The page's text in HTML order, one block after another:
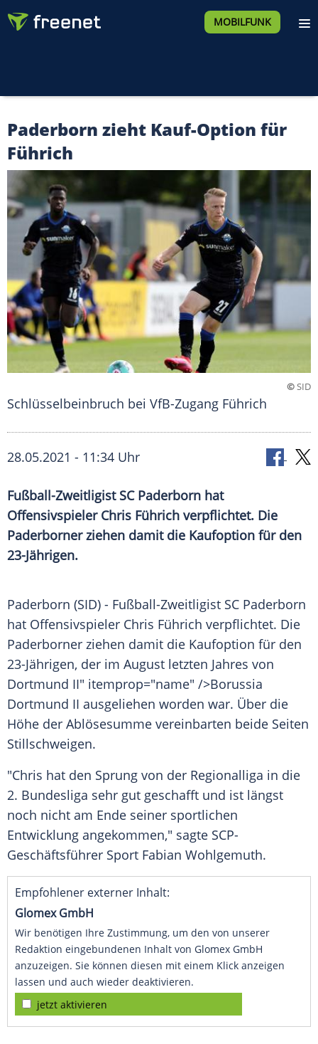
MOBILFUNK
Paderborn zieht Kauf-Option für
Führich
©SID
Schlüsselbeinbruch bei VfB-Zugang Führich
28.05.2021 - 11:34 Uhr
Fußball-Zweitligist SC Paderborn hat
Offensivspieler Chris Führich verpflichtet. Die
Paderborner ziehen damit die Kaufoption für den
23-Jährigen.
Paderborn (SID) - Fußball-Zweitligist SC Paderborn
hat Offensivspieler Chris Führich verpflichtet. Die
Paderborner ziehen damit die Kaufoption für den
23-Jährigen, der im August letzten Jahres von
Dortmund II" itemprop="name" />Borussia
Dortmund II ausgeliehen worden war. Über die
Höhe der Ablösesumme vereinbarten beide Seiten
Stillschweigen.
"Chris hat den Sprung von der Regionalliga in die
2. Bundesliga sehr gut geschafft und ist längst
noch nicht am Ende seiner sportlichen
Entwicklung angekommen," sagte SCP-
Geschäftsführer Sport Fabian Wohlgemuth.
Empfohlener externer Inhalt:
Glomex GmbH
Wir benötigen Ihre Zustimmung, um den von unserer
Redaktion eingebundenen Inhalt von Glomex GmbH
anzuzeigen. Sie können diesen mit einem Klick anzeigen
lassen und auch wieder deaktivieren.
jetzt aktivieren